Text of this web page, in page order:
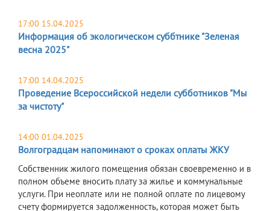
17:00 15.04.2025
Информация об экологическом суббтнике "Зеленая
весна 2025"
17:00 14.04.2025
Проведение Всероссийской недели субботников "Мы
за чистоту"
14:00 01.04.2025
Волгоградцам напоминают о сроках оплаты ЖКУ
Собственник жилого помещения обязан своевременно и в
полном объеме вносить плату за жилье и коммунальные
услуги. При неоплате или не полной оплате по лицевому
счету формируется задолженность, которая может быть